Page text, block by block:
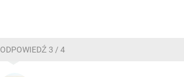
ODPOWIEDŹ 3 / 4